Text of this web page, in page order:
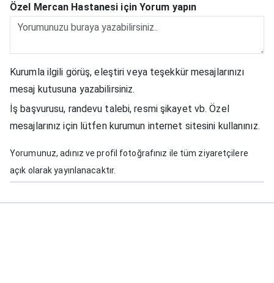
Özel Mercan Hastanesi için Yorum yapın
Kurumla ilgili görüş, eleştiri veya teşekkür mesajlarınızı
mesaj kutusuna yazabilirsiniz.
İş başvurusu, randevu talebi, resmi şikayet vb. Özel
mesajlarınız için lütfen kurumun internet sitesini kullanınız.
Yorumunuz, adınız ve profil fotoğrafınız ile tüm ziyaretçilere
açık olarak yayınlanacaktır.